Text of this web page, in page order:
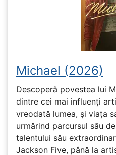
Michael (2026)
Descoperă povestea lui
dintre cei mai influenți
vreodată lumea, și viața
urmărind parcursul său
talentului său
Jackson Five, până la